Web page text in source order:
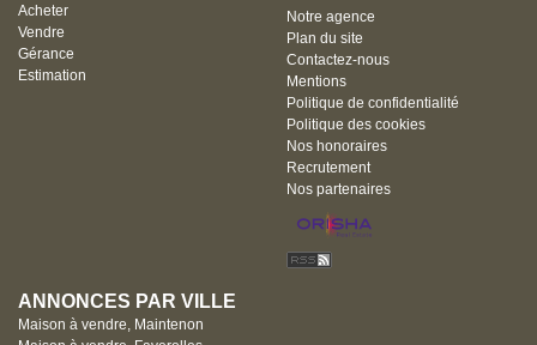
Acheter
Vendre
Gérance
Estimation
Notre agence
Plan du site
Contactez-nous
Mentions
Politique de confidentialité
Politique des cookies
Nos honoraires
Recrutement
Nos partenaires
ANNONCES PAR VILLE
Maison à vendre, Maintenon